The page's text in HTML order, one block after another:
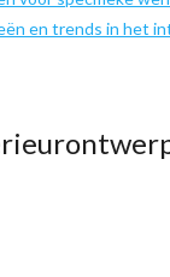
en trends in het